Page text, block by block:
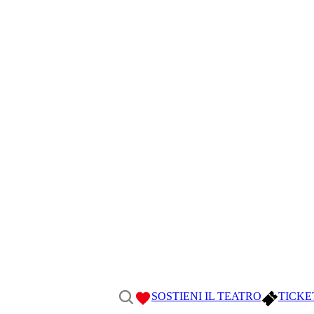
SOSTIENI IL TEATRO